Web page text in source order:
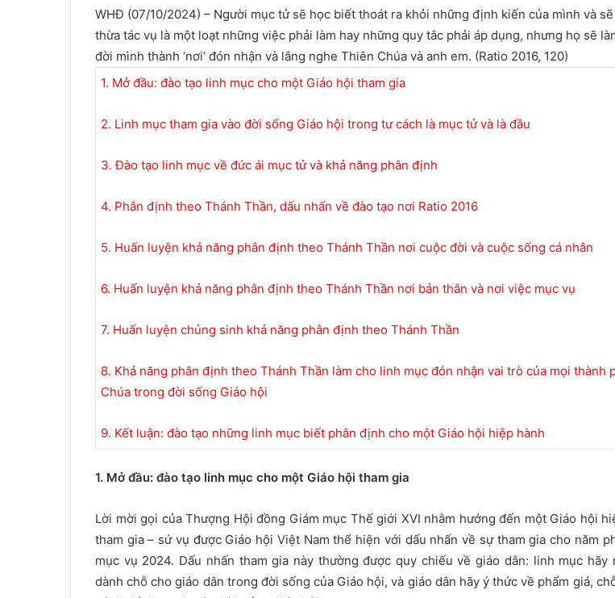
WHĐ (07/10/2024) – Người mục tử sẽ học biết thoát ra khỏi những định kiến của mình và
thừa tác vụ là một loạt những việc phải làm hay những quy tắc phải áp dụng, nhưng họ sẽ
đời mình thành ‘nơi’ đón nhận và lắng nghe Thiên Chúa và anh em. (Ratio 2016, 120)
1. Mở đầu: đào tạo linh mục cho một Giáo hội tham gia
2. Linh mục tham gia vào đời sống Giáo hội trong tư cách là mục tử và là đầu
3. Đào tạo linh mục về đức ái mục tử và khả năng phân định
4. Phân định theo Thánh Thần, dấu nhấn về đào tạo nơi Ratio 2016
5. Huấn luyện khả năng phân định theo Thánh Thần nơi cuộc đời và cuộc sống cá nhân
6. Huấn luyện khả năng phân định theo Thánh Thần nơi bản thân và nơi việc mục vụ
7. Huấn luyện chủng sinh khả năng phân định theo Thánh Thần
8. Khả năng phân định theo Thánh Thần làm cho linh mục đón nhận vai trò của mọi thành
Chúa trong đời sống Giáo hội
9. Kết luận: đào tạo những linh mục biết phân định cho một Giáo hội hiệp hành
1. Mở đầu: đào tạo linh mục cho một Giáo hội tham gia
Lời mời gọi của Thượng Hội đồng Giám mục Thế giới XVI nhằm hướng đến một Giáo hội
tham gia – sứ vụ được Giáo hội Việt Nam thể hiện với dấu nhấn về sự tham gia cho năm
mục vụ 2024. Dấu nhấn tham gia này thường được quy chiếu về giáo dân: linh mục hãy
dành chỗ cho giáo dân trong đời sống của Giáo hội, và giáo dân hãy ýthức về phẩm giá,